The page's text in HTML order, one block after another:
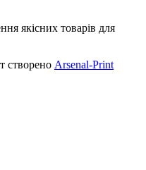
якісних товарів для
створено Arsenal-Print